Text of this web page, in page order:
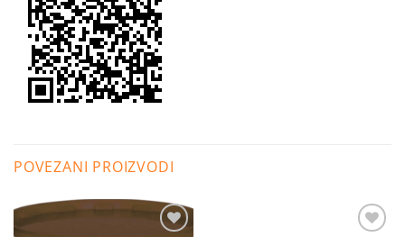
POVEZANI PROIZVODI